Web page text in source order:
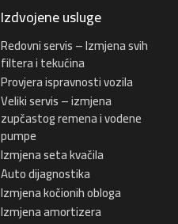
Izdvojene usluge
Redovni servis – Izmjena svih
filtera i tekućina
Provjera ispravnosti vozila
Veliki servis – izmjena
zupčastog remena i vodene
pumpe
Izmjena seta kvačila
Auto dijagnostika
Izmjena kočionih obloga
Izmjena amortizera